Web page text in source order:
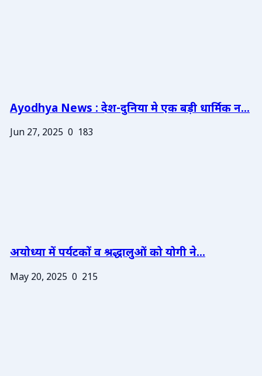
Ayodhya News : देश-दुनिया मे एक बड़ी धार्मिक न...
Jun 27, 2025 0 183
अयोध्या में पर्यटकों व श्रद्धालुओं को योगी ने...
May 20, 2025 0 215